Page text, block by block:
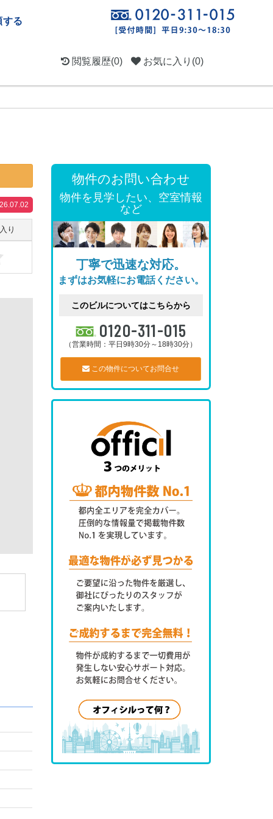
する
閲覧履歴(0) お気に入り (0)
り
物件のお問い合わせ
物件を見学したい、空室情報
など
丁寧で迅速な対応。
まずはお気軽にお電話ください。
このビルについてはこちらから
0120-311-015
（営業時間：平日9時30分～18時30分）
この物件についてお問合せ